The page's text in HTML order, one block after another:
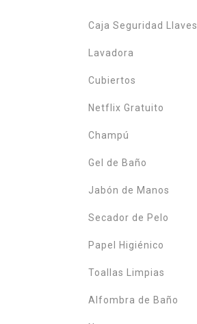
Caja Seguridad Llaves
Lavadora
Cubiertos
Netflix Gratuito
Champú
Gel de Baño
Jabón de Manos
Secador de Pelo
Papel Higiénico
Toallas Limpias
Alfombra de Baño